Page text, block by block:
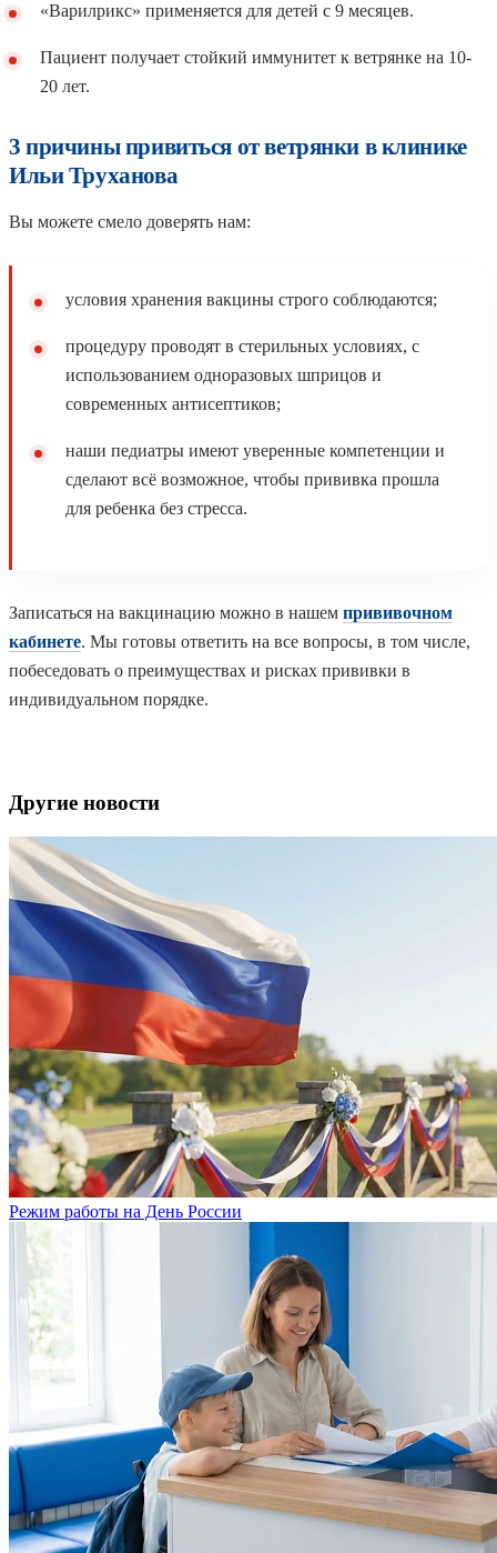
«Варилрикс» применяется для детей с 9 месяцев.
Пациент получает стойкий иммунитет к ветрянке на 10-
20 лет.
3 причины привиться от ветрянки в клинике
Ильи Труханова
Вы можете смело доверять нам:
условия хранения вакцины строго соблюдаются;
процедуру проводят в стерильных условиях, с
использованием одноразовых шприцов и
современных антисептиков;
наши педиатры имеют уверенные компетенции и
сделают всё возможное, чтобы прививка прошла
для ребенка без стресса.
Записаться на вакцинацию можно в нашем прививочном
кабинете. Мы готовы ответить на все вопросы, в том числе,
побеседовать о преимуществах и рисках прививки в
индивидуальном порядке.
Другие новости
Режим работы на День России